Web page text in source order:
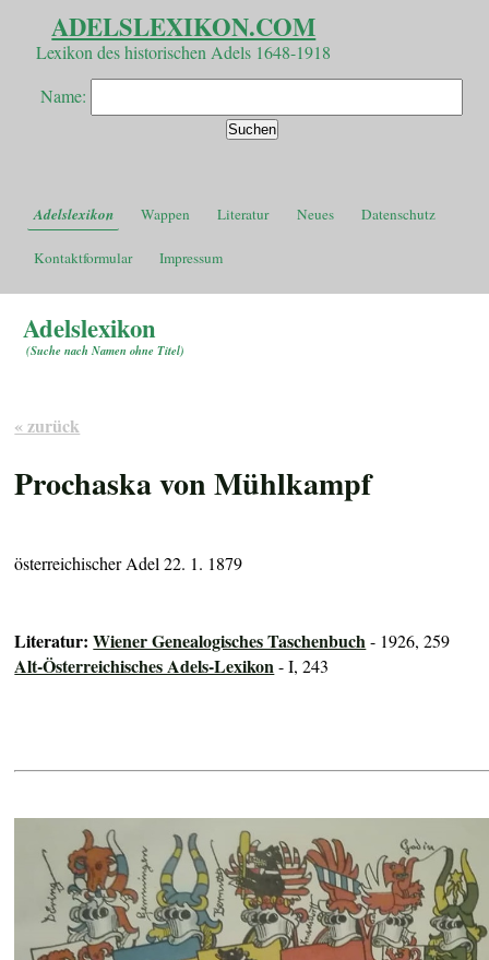
ADELSLEXIKON.COM
Lexikon des historischen Adels 1648-1918
Name:
Adelslexikon Wappen Literatur Neues Datenschutz
Kontaktformular Impressum
Adelslexikon
(Suche nach Namen ohne Titel)
« zurück
Prochaska von Mühlkampf
österreichischer Adel 22. 1. 1879
Literatur:Wiener Genealogisches Taschenbuch - 1926, 259
Alt-Österreichisches Adels-Lexikon - I, 243